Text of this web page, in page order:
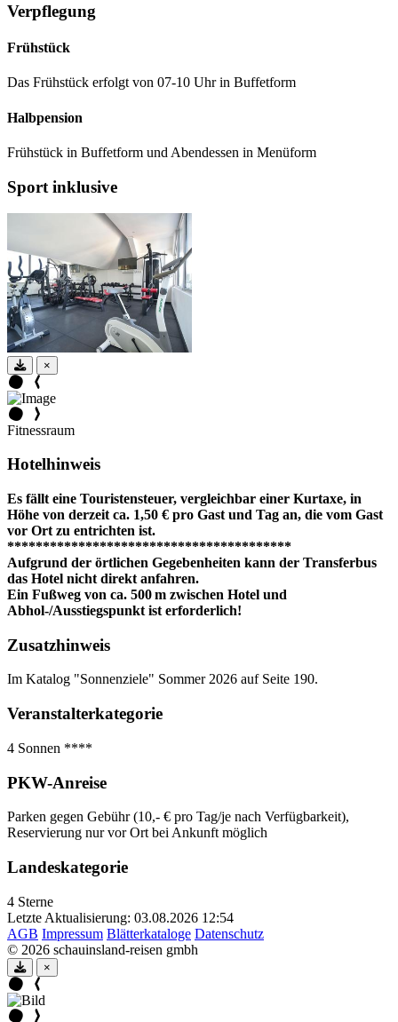
Verpflegung
Frühstück
Das Frühstück erfolgt von 07-10 Uhr in Buffetform
Halbpension
Frühstück in Buffetform und Abendessen in Menüform
Sport inklusive
×
Fitnessraum
Hotelhinweis
Es fällt eine Touristensteuer, vergleichbar einer Kurtaxe, in
Höhe von derzeit ca. 1,50 € pro Gast und Tag an, die vom Gast
vor Ort zu entrichten ist.
****************************************
Aufgrund der örtlichen Gegebenheiten kann der Transferbus
das Hotel nicht direkt anfahren.
Ein Fußweg von ca. 500 m zwischen Hotel und
Abhol-/Ausstiegspunkt ist erforderlich!
Zusatzhinweis
Im Katalog "Sonnenziele" Sommer 2026 auf Seite 190.
Veranstalterkategorie
4 Sonnen ****
PKW-Anreise
Parken gegen Gebühr (10,- € pro Tag/je nach Verfügbarkeit),
Reservierung nur vor Ort bei Ankunft möglich
Landeskategorie
4 Sterne
Letzte Aktualisierung: 03.08.2026 12:54
AGB Impressum Blätterkataloge Datenschutz
© 2026 schauinsland-reisen gmbh
×